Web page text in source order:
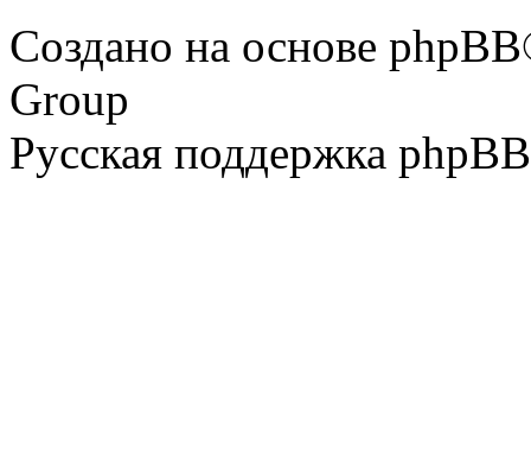
Создано на основе
Group
Русская поддержка phpBB